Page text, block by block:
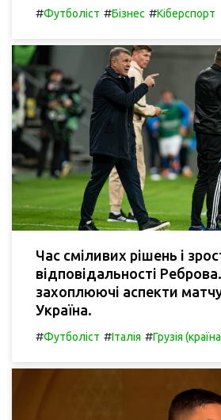
#Футболіст #Бізнес #Кіберспорт
Час сміливих рішень і
відповідальності
захоплюючі аспекти матчу
Україна.
#Футболіст #Італія #Грузія